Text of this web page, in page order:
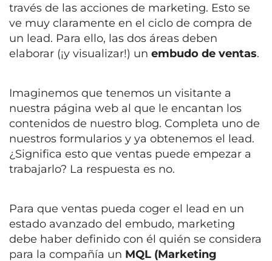
través de las acciones de marketing. Esto se
ve muy claramente en el ciclo de compra de
un lead. Para ello, las dos áreas deben
elaborar (¡y visualizar!) un embudo de ventas.
Imaginemos que tenemos un visitante a
nuestra página web al que le encantan los
contenidos de nuestro blog. Completa uno de
nuestros formularios y ya obtenemos el lead.
¿Significa esto que ventas puede empezar a
trabajarlo? La respuesta es no.
Para que ventas pueda coger el lead en un
estado avanzado del embudo, marketing
debe haber definido con él quién se considera
para la compañía un MQL (Marketing